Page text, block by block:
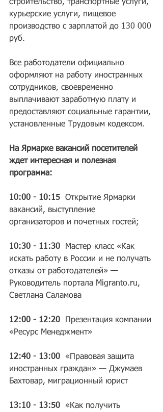
строительство, транспортные услуги,
курьерские услуги, пищевое
производство с зарплатой до 130 000
руб.
Все работодатели официально
оформляют на работу иностранных
сотрудников, своевременно
выплачивают заработную плату и
предоставляют социальные гарантии,
установленные Трудовым кодексом.
На Ярмарке вакансий посетителей
ждет интересная и полезная
программа:
10:00 - 10:15
  Открытие Ярмарки
вакансий, выступление
организаторов и почетных гостей;
10:30 - 11:30
  Мастер-класс «Как
искать работу в России и не получать
отказы от работодателей» —
Руководитель портала Migranto.ru,
Светлана Саламова
12:00 - 12:20
  Презентация компании
«Ресурс Менеджмент»
12:40 - 13:00 «Правовая защита
иностранных граждан» — Джумаев
Бахтовар, миграционный юрист
13:10 - 13:50 «Как получить